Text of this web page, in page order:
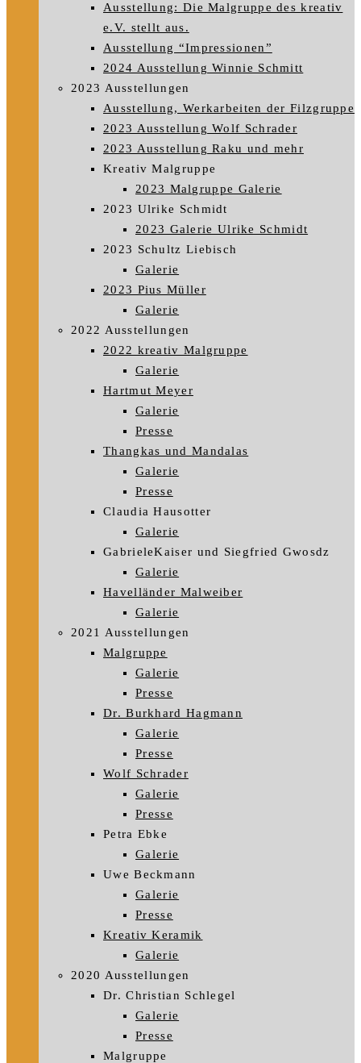
Ausstellung: Die Malgruppe des kreativ
e.V. stellt aus.
Ausstellung “Impressionen”
2024 Ausstellung Winnie Schmitt
2023 Ausstellungen
Ausstellung, Werkarbeiten der Filzgruppe
2023 Ausstellung Wolf Schrader
2023 Ausstellung Raku und mehr
Kreativ Malgruppe
2023 Malgruppe Galerie
2023 Ulrike Schmidt
2023 Galerie Ulrike Schmidt
2023 Schultz Liebisch
Galerie
2023 Pius Müller
Galerie
2022 Ausstellungen
2022 kreativ Malgruppe
Galerie
Hartmut Meyer
Galerie
Presse
Thangkas und Mandalas
Galerie
Presse
Claudia Hausotter
Galerie
GabrieleKaiser und Siegfried Gwosdz
Galerie
Havelländer Malweiber
Galerie
2021 Ausstellungen
Malgruppe
Galerie
Presse
Dr. Burkhard Hagmann
Galerie
Presse
Wolf Schrader
Galerie
Presse
Petra Ebke
Galerie
Uwe Beckmann
Galerie
Presse
Kreativ Keramik
Galerie
2020 Ausstellungen
Dr. Christian Schlegel
Galerie
Presse
Malgruppe